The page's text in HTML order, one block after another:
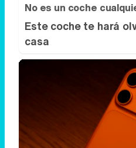
No es un coche
Este coche te hará
casa